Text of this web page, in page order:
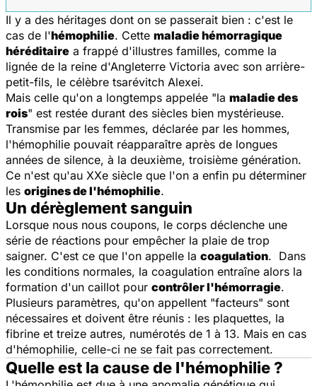
Il y a des héritages dont on se passerait bien : c'est le
cas de l'hémophilie. Cette maladie hémorragique
héréditaire a frappé d'illustres familles, comme la
lignée de la reine d'Angleterre Victoria avec son arrière-
petit-fils, le célèbre tsarévitch Alexei.
Mais celle qu'on a longtemps appelée "la maladie des
rois" est restée durant des siècles bien mystérieuse.
Transmise par les femmes, déclarée par les hommes,
l'hémophilie pouvait réapparaître après de longues
années de silence, à la deuxième, troisième génération.
Ce n'est qu'au XXe siècle que l'on a enfin pu déterminer
les origines de l'hémophilie.
Un dérèglement sanguin
Lorsque nous nous coupons, le corps déclenche une
série de réactions pour empêcher la plaie de trop
saigner. C'est ce que l'on appelle la coagulation. Dans
les conditions normales, la coagulation entraîne alors la
formation d'un caillot pour contrôler l'hémorragie.
Plusieurs paramètres, qu'on appellent "facteurs" sont
nécessaires et doivent être réunis : les plaquettes, la
fibrine et treize autres, numérotés de 1 à 13. Mais en cas
d'hémophilie, celle-ci ne se fait pas correctement.
Quelle est la cause de l'hémophilie ?